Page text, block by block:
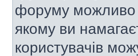
форуму можливо
якому ви
користувачів